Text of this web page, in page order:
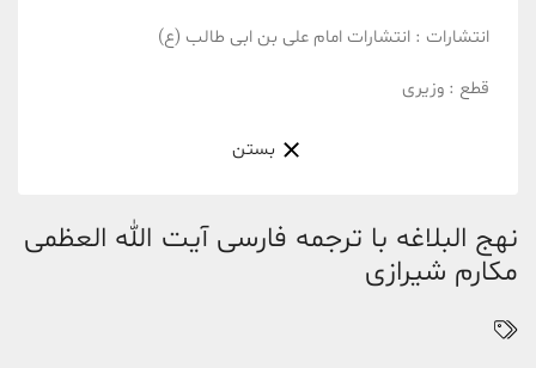
نهج البلاغه با ترجمه فارسی آیت الله العظمی
مکارم شیرازی
انتشارات : انتشارات امام علی بن ابی طالب (ع)
قطع : وزیری
بستن